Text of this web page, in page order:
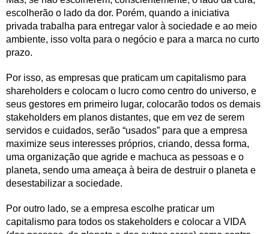
escolherão o lado da dor. Porém, quando a iniciativa
privada trabalha para entregar valor à sociedade e ao meio
ambiente, isso volta para o negócio e para a marca no curto
prazo.
Por isso, as empresas que praticam um capitalismo para
shareholders e colocam o lucro como centro do universo, e
seus gestores em primeiro lugar, colocarão todos os demais
stakeholders em planos distantes, que em vez de serem
servidos e cuidados, serão “usados” para que a empresa
maximize seus interesses próprios, criando, dessa forma,
uma organização que agride e machuca as pessoas e o
planeta, sendo uma ameaça à beira de destruir o planeta e
desestabilizar a sociedade.
Por outro lado, se a empresa escolhe praticar um
capitalismo para todos os stakeholders e colocar a VIDA